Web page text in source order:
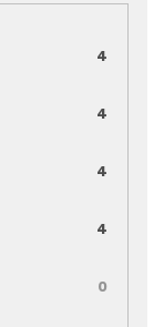
4
4
4
4
0